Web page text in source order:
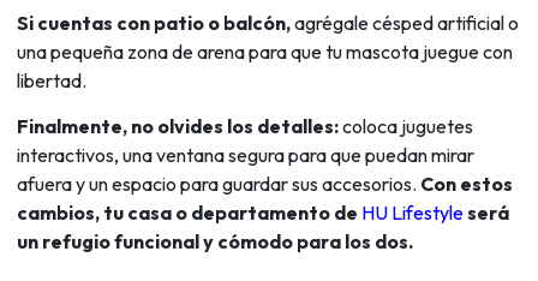
Si cuentas con patio o balcón,agrégale césped artificial o
una pequeña zona de arena para que tu mascota juegue con
libertad.
Finalmente, no olvides los detalles:coloca juguetes
interactivos, una ventana segura para que puedan mirar
afuera y un espacio para guardar sus accesorios. Con estos
cambios, tu casa o departamento de HU Lifestyleserá
un refugio funcional y cómodo para los dos.